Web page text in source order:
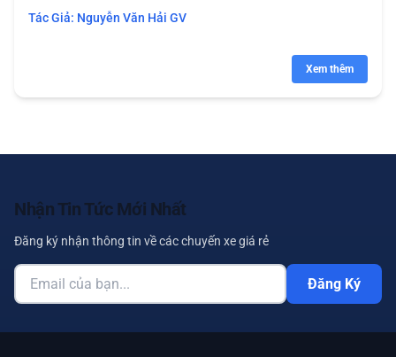
Tác Giả: Nguyễn Văn Hải GV
Xem thêm
Nhận Tin Tức Mới Nhất
Đăng ký nhận thông tin về các chuyến xe giá rẻ
Đăng Ký